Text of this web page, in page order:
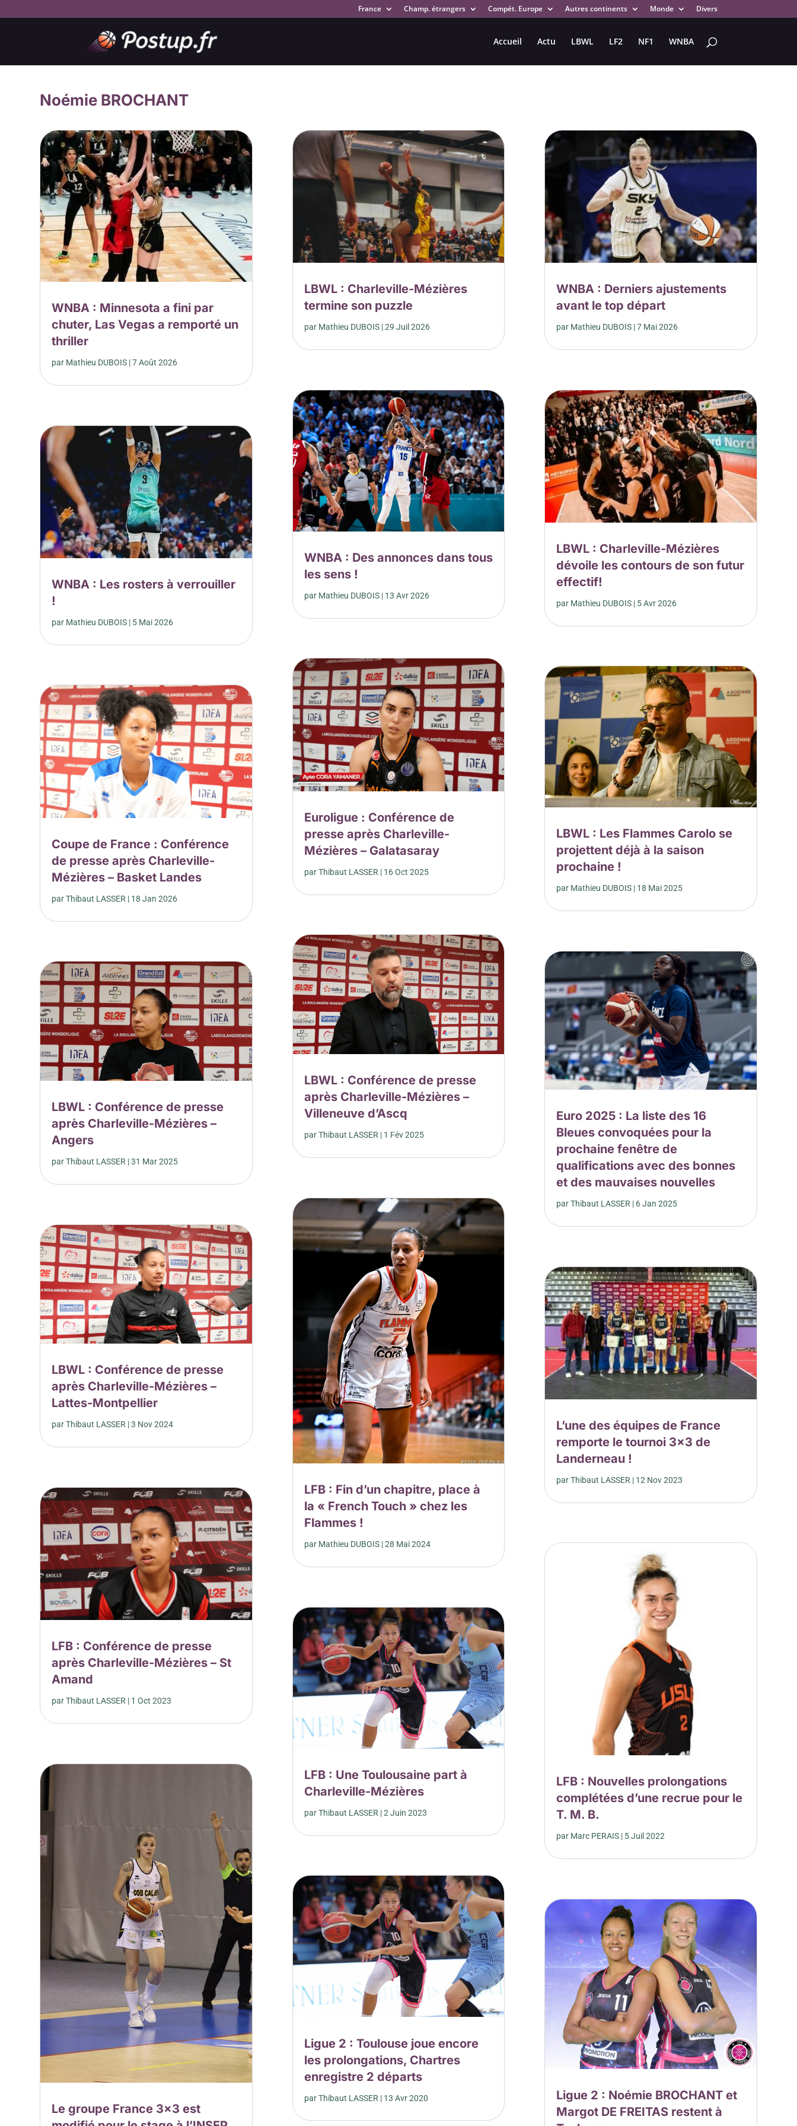
France Champ. étrangers Compét. Europe Autres continents Monde Divers
Accueil Actu LBWL LF2 NF1 WNBA
Noémie BROCHANT
WNBA : Minnesota a fini par
chuter, Las Vegas a remporté un
thriller
par Mathieu DUBOIS |7 Août 2026
WNBA : Les rosters à verrouiller
!
par Mathieu DUBOIS | 5 Mai 2026
Coupe de France : Conférence
de presse après Charleville-
Mézières – Basket Landes
parThibaut LASSER | 18 Jan 2026
LBWL : Conférence de presse
après Charleville-Mézières –
Angers
parThibaut LASSER |31 Mar 2025
LBWL : Conférence de presse
après Charleville-Mézières –
Lattes-Montpellier
parThibaut LASSER |3 Nov 2024
LFB : Conférence de presse
après Charleville-Mézières – St
Amand
parThibaut LASSER | 1 Oct 2023
Le groupe France 3×3 est
LBWL : Charleville-Mézières
termine son puzzle
par Mathieu DUBOIS|29 Juil 2026
WNBA : Des annonces dans tous
les sens !
par Mathieu DUBOIS| 13 Avr 2026
Euroligue : Conférence de
presse après Charleville-
Mézières – Galatasaray
parThibaut LASSER | 16 Oct 2025
LBWL : Conférence de presse
après Charleville-Mézières –
Villeneuve d’Ascq
parThibaut LASSER | 1 Fév 2025
LFB : Fin d’un chapitre, place à
la « French Touch » chez les
Flammes !
par Mathieu DUBOIS|28 Mai 2024
LFB : Une Toulousaine part à
Charleville-Mézières
parThibaut LASSER |2 Juin 2023
Ligue 2 : Toulouse joue encore
les prolongations, Chartres
enregistre 2 départs
parThibaut LASSER | 13 Avr 2020
WNBA : Derniers ajustements
avant le top départ
par Mathieu DUBOIS|7 Mai 2026
LBWL : Charleville-Mézières
dévoile les contours de son futur
effectif!
par Mathieu DUBOIS| 5 Avr 2026
LBWL : Les Flammes Carolo se
projettent déjà à la saison
prochaine !
par Mathieu DUBOIS| 18 Mai 2025
Euro 2025 : La liste des 16
Bleues convoquées pour la
prochaine fenêtre de
qualifications avec des bonnes
et des mauvaises nouvelles
parThibaut LASSER | 6 Jan 2025
L’une des équipes de France
remporte le tournoi 3×3 de
Landerneau !
parThibaut LASSER | 12 Nov 2023
LFB : Nouvelles prolongations
complétées d’une recrue pour le
T. M. B.
par Marc PERAIS| 5 Juil 2022
Ligue 2 : Noémie BROCHANT et
Margot DE FREITAS restent à